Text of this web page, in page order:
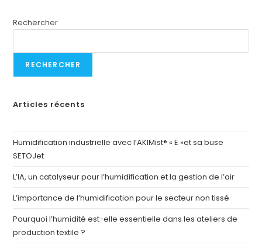
Rechercher
RECHERCHER
Articles récents
Humidification industrielle avec l’AKIMist® « E »et sa buse
SETOJet
L’IA, un catalyseur pour l’humidification et la gestion de l’air
L’importance de l’humidification pour le secteur non tissé
Pourquoi l’humidité est-elle essentielle dans les ateliers de
production textile ?